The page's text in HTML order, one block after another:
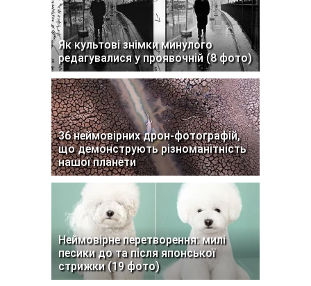
Як культові знімки минулого
редагувалися у проявочній (8 фото)
36 неймовірних дрон-фотографій,
що демонструють різноманітність
нашої планети
Неймовірне перетворення: милі
песики до та після японської
стрижки (19 фото)